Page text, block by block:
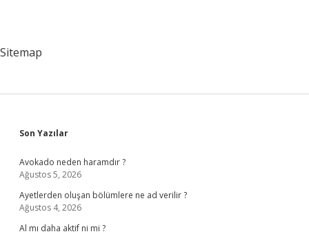
Sitemap
Sidebar
Son Yazılar
Avokado neden haramdır ?
Ağustos 5, 2026
Ayetlerden oluşan bölümlere ne ad verilir ?
Ağustos 4, 2026
Al mı daha aktif ni mi ?